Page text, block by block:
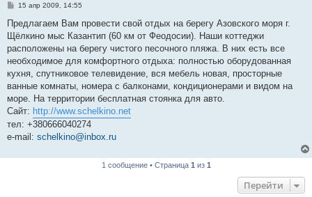
С
о
щ
е
и
е
15 апр 2009, 14:55
Предлагаем Вам провести свой отдых на берегу Азовского моря г.
Щёлкино мыс Казантип (60 км от Феодосии). Наши коттеджи
расположены на берегу чистого песочного пляжа. В них есть все
необходимое для комфортного отдыха: полностью оборудованная
кухня, спутниковое телевидение, вся мебель новая, просторные
ванные комнаты, номера с балконами, кондиционерами и видом на
море. На территории бесплатная стоянка для авто.
Сайт: http://www.schelkino.net
тел: +380666040274
e-mail: schelkino@inbox.ru
1 сообщение • Страница 1 из 1
Перейти